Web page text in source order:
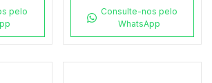
pelo
Consulte-nos pelo
WhatsApp